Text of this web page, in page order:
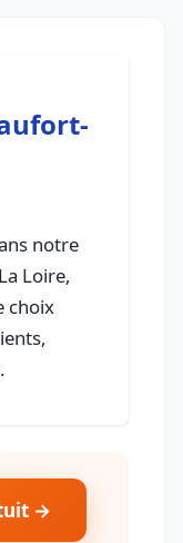
notre
Loire,
choix
→